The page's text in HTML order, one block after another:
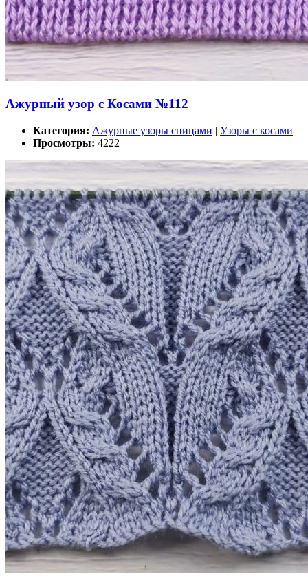
Ажурный узор с Косами №112
Категория: Ажурные узоры спицами | Узоры с косами
Просмотры: 4222